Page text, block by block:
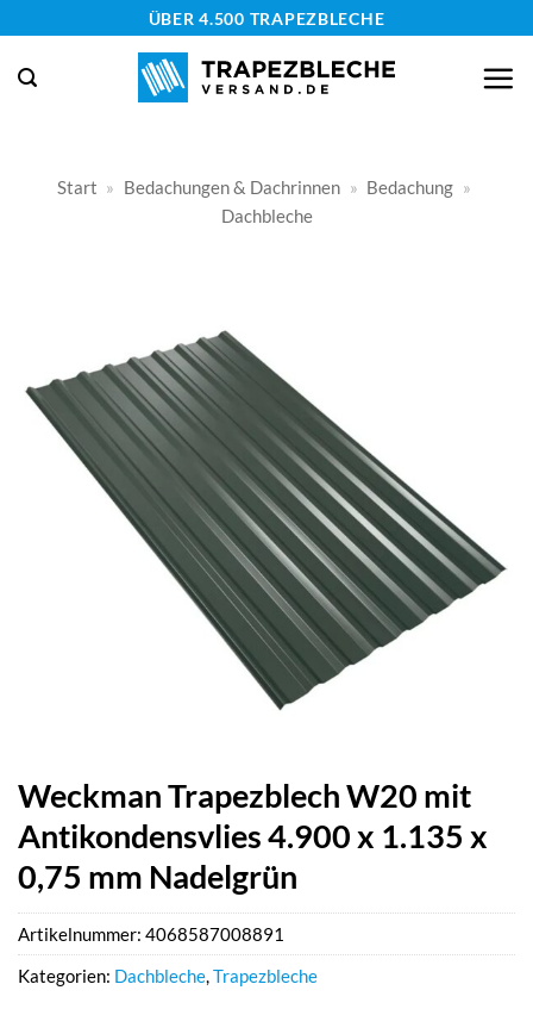
springen
ÜBER 4.500 TRAPEZBLECHE
Start » Bedachungen & Dachrinnen » Bedachung »
Dachbleche
Weckman Trapezblech W20 mit
Antikondensvlies 4.900 x 1.135 x
0,75 mm Nadelgrün
Artikelnummer: 4068587008891
Kategorien: Dachbleche,Trapezbleche